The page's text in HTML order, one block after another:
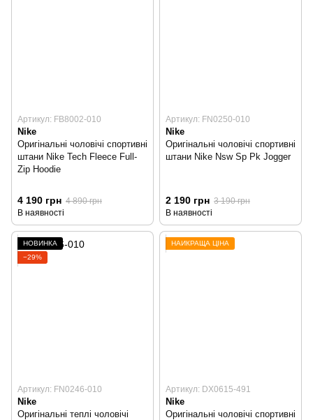
Артикул: FB8002-010
Nike
Оригінальні чоловічі спортивні
штани Nike Tech Fleece Full-
Zip Hoodie
4 190 грн 4 890 грн
В наявності
Артикул: FN0250-010
Nike
Оригінальні чоловічі спортивні
штани Nike Nsw Sp Pk Jogger
2 190 грн 3 190 грн
В наявності
НОВИНКА
−29%
Артикул: FN0246-010
Nike
Оригінальні теплі чоловічі
НАЙКРАЩА ЦІНА
Артикул: DX0615-491
Nike
Оригінальні чоловічі спортивні